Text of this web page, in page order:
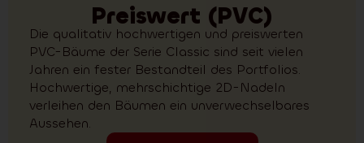
Preiswert (PVC)
Die qualitativ hochwertigen und preiswerten
PVC-Bäume der Serie Classic sind seit vielen
Jahren ein fester Bestandteil des Portfolios.
Hochwertige, mehrschichtige 2D-Nadeln
verleihen den Bäumen ein unverwechselbares
Aussehen.